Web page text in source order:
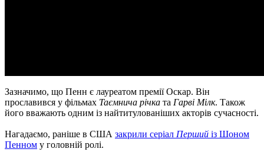
Зазначимо, що Пенн є лауреатом премії Оскар. Він
прославився у фільмах Таємнича річка та Гарві Мілк. Також
його вважають одним із найтитулованіших акторів сучасності.
Нагадаємо, раніше в США закрили серіал Перший із Шоном
Пенном у головній ролі.